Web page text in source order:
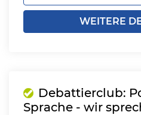
WEITERE
Debattierclub:
Sprache - wir